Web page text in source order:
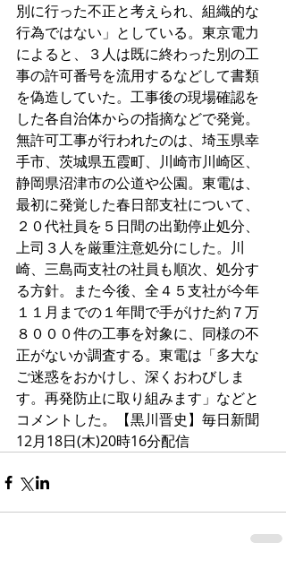
別に行った不正と考えられ、組織的な
行為ではない」としている。東京電力
によると、３人は既に終わった別の工
事の許可番号を流用するなどして書類
を偽造していた。工事後の現場確認を
した各自治体からの指摘などで発覚。
無許可工事が行われたのは、埼玉県幸
手市、茨城県五霞町、川崎市川崎区、
静岡県沼津市の公道や公園。東電は、
最初に発覚した春日部支社について、
２０代社員を５日間の出勤停止処分、
上司３人を厳重注意処分にした。川
崎、三島両支社の社員も順次、処分す
る方針。また今後、全４５支社が今年
１１月までの１年間で手がけた約７万
８０００件の工事を対象に、同様の不
正がないか調査する。東電は「多大な
ご迷惑をおかけし、深くおわびしま
す。再発防止に取り組みます」などと
コメントした。【黒川晋史】毎日新聞
12月18日(木)20時16分配信